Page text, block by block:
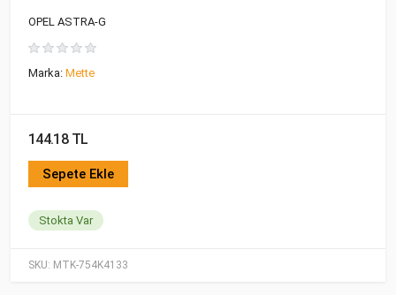
SKU: MTK-754K4133
OPEL ASTRA-G
Marka: Mette
144.18 TL
Sepete Ekle
Stokta Var